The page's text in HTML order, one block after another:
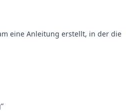
eine Anleitung erstellt, in der die